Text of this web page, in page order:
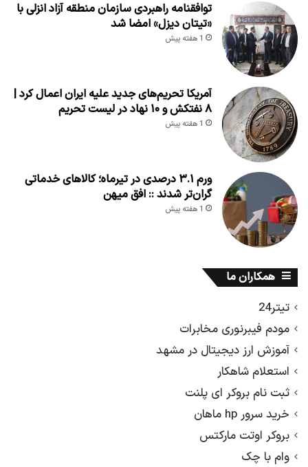
توافقنامه راهبردی سازمان منطقه آزاد انزلی با
«تیتان دیزل» امضا شد
1 هفته پیش
آمریکا تحریم‌های جدید علیه ایران اعمال کرد |
۸ نفتکش و ۱۰ نهاد در لیست تحریم
1 هفته پیش
ورم ۳.۱ درصدی در تیرماه؛ کالاهای خدماتی
گران‌تر شدند :: افق میهن
1 هفته پیش
همکاران ما
تیتر24
مودم فیبرنوری مخابرات
آموزش ارز دیجیتال در مشهد
استعلام شاهکار
ثبت نام بروکر ای پلنت
خرید سرور hp ماهان
بروکر اوتت مارکتس
وام با چک